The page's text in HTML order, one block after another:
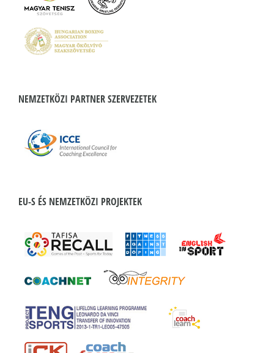
NEMZETKÖZI PARTNER SZERVEZETEK
EU-S ÉS NEMZETKÖZI PROJEKTEK